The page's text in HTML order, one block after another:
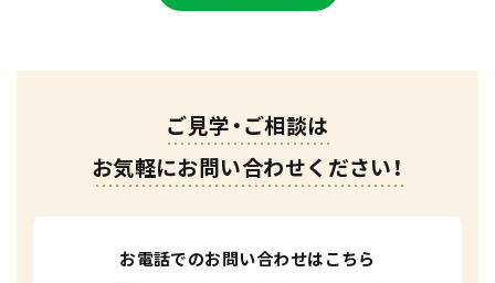
ご見学・ご相談は
お気軽にお問い合わせください！
お電話でのお問い合わせはこちら